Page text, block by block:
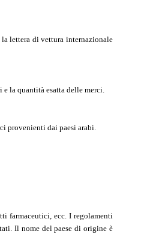
lettera di vettura internazionale
la quantità esatta delle merci.
provenienti dai paesi arabi.
farmaceutici, ecc. I regolamenti
Il nome del paese di origine è